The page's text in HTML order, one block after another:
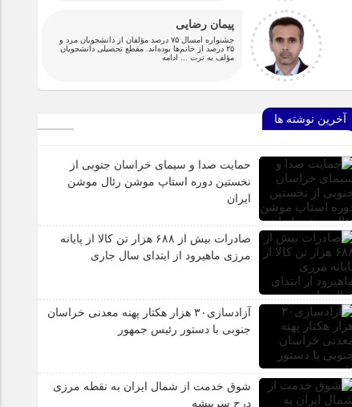
پیمان رضایی
جشنواره امسال ۷۵ درصد مؤلفان از دانشجویان مرد و
۲۵ درصد از خانم‌ها بوده‌اند. مقطع تحصیلی دانشجویان
مؤلف به ترت
... ادامه
آخرین نوشته ها
حمایت صدا و سیمای خراسان جنوبی از
نخستین دوره استاپ موشن رئال موشن
ایران
صادرات بیش از ۶۸۸ هزار تن کالا از پایانه
مرزی ماهیرود از ابتدای سال جاری
آزادسازی۳۰ هزار هکتار پهنه معدنی خراسان
جنوبی با دستور رئیس جمهور
شوق خدمت از شمال ایران به نقطه مرزی
درح سربیشه